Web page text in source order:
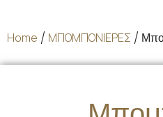
Home / ΜΠΟΜΠΟΝΙΕΡΕΣ /